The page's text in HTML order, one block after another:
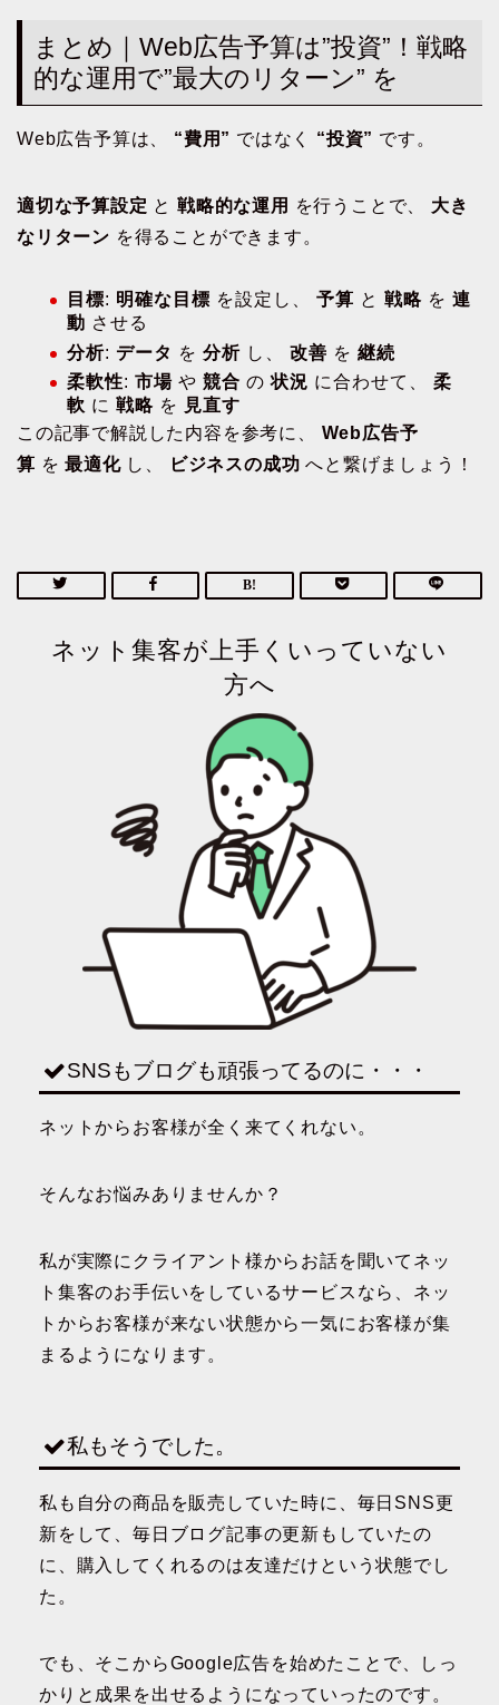
まとめ｜Web広告予算は”投資”！戦略
的な運用で”最大のリターン” を
Web広告予算は、 “費用” ではなく “投資” です。
適切な予算設定 と戦略的な運用 を行うことで、 大き
なリターン を得ることができます。
目標: 明確な目標 を設定し、 予算 と 戦略 を 連
動 させる
分析: データ を 分析 し、 改善 を 継続
柔軟性: 市場 や 競合 の状況 に合わせて、 柔
軟 に 戦略 を 見直す
この記事で解説した内容を参考に、 Web広告予
算 を最適化し、 ビジネスの成功 へと繋げましょう！
ネット集客が上手くいっていない
方へ
SNSもブログも頑張ってるのに・・・
ネットからお客様が全く来てくれない。
そんなお悩みありませんか？
私が実際にクライアント様からお話を聞いてネッ
ト集客のお手伝いをしているサービスなら、ネッ
トからお客様が来ない状態から一気にお客様が集
まるようになります。
私もそうでした。
私も自分の商品を販売していた時に、毎日SNS更
新をして、毎日ブログ記事の更新もしていたの
に、購入してくれるのは友達だけという状態でし
た。
でも、そこからGoogle広告を始めたことで、しっ
かりと成果を出せるようになっていったのです。